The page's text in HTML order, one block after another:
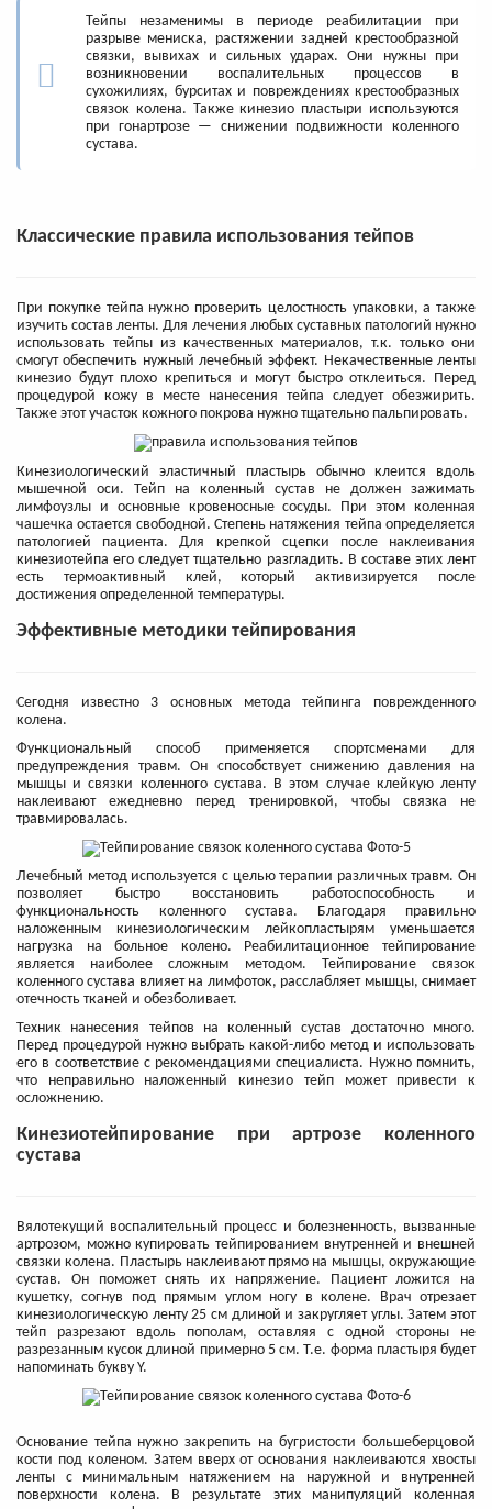
Тейпы незаменимы в периоде реабилитации при
разрыве мениска, растяжении задней крестообразной
связки, вывихах и сильных ударах. Они нужны при
возникновении воспалительных процессов в
сухожилиях, бурситах и повреждениях крестообразных
связок колена. Также кинезио пластыри используются
при гонартрозе — снижении подвижности коленного
сустава.
Классические правила использования тейпов
При покупке тейпа нужно проверить целостность упаковки, а также
изучить состав ленты. Для лечения любых суставных патологий нужно
использовать тейпы из качественных материалов, т.к. только они
смогут обеспечить нужный лечебный эффект. Некачественные ленты
кинезио будут плохо крепиться и могут быстро отклеиться. Перед
процедурой кожу в месте нанесения тейпа следует обезжирить.
Также этот участок кожного покрова нужно тщательно пальпировать.
Кинезиологический эластичный пластырь обычно клеится вдоль
мышечной оси. Тейп на коленный сустав не должен зажимать
лимфоузлы и основные кровеносные сосуды. При этом коленная
чашечка остается свободной. Степень натяжения тейпа определяется
патологией пациента. Для крепкой сцепки после наклеивания
кинезиотейпа его следует тщательно разгладить. В составе этих лент
есть термоактивный клей, который активизируется после
достижения определенной температуры.
Эффективные методики тейпирования
Сегодня известно 3 основных метода тейпинга поврежденного
колена.
Функциональный способ применяется спортсменами для
предупреждения травм. Он способствует снижению давления на
мышцы и связки коленного сустава. В этом случае клейкую ленту
наклеивают ежедневно перед тренировкой, чтобы связка не
травмировалась.
Лечебный метод используется с целью терапии различных травм. Он
позволяет быстро восстановить работоспособность и
функциональность коленного сустава. Благодаря правильно
наложенным кинезиологическим лейкопластырям уменьшается
нагрузка на больное колено. Реабилитационное тейпирование
является наиболее сложным методом. Тейпирование связок
коленного сустава влияет на лимфоток, расслабляет мышцы, снимает
отечность тканей и обезболивает.
Техник нанесения тейпов на коленный сустав достаточно много.
Перед процедурой нужно выбрать какой-либо метод и использовать
его в соответствие с рекомендациями специалиста. Нужно помнить,
что неправильно наложенный кинезио тейп может привести к
осложнению.
Кинезиотейпирование при артрозе коленного
сустава
Вялотекущий воспалительный процесс и болезненность, вызванные
артрозом, можно купировать тейпированием внутренней и внешней
связки колена. Пластырь наклеивают прямо на мышцы, окружающие
сустав. Он поможет снять их напряжение. Пациент ложится на
кушетку, согнув под прямым углом ногу в колене. Врач отрезает
кинезиологическую ленту 25 см длиной и закругляет углы. Затем этот
тейп разрезают вдоль пополам, оставляя с одной стороны не
разрезанным кусок длиной примерно 5 см. Т.е. форма пластыря будет
напоминать букву Y.
Основание тейпа нужно закрепить на бугристости большеберцовой
кости под коленом. Затем вверх от основания наклеиваются хвосты
ленты с минимальным натяжением на наружной и внутренней
поверхности колена. В результате этих манипуляций коленная